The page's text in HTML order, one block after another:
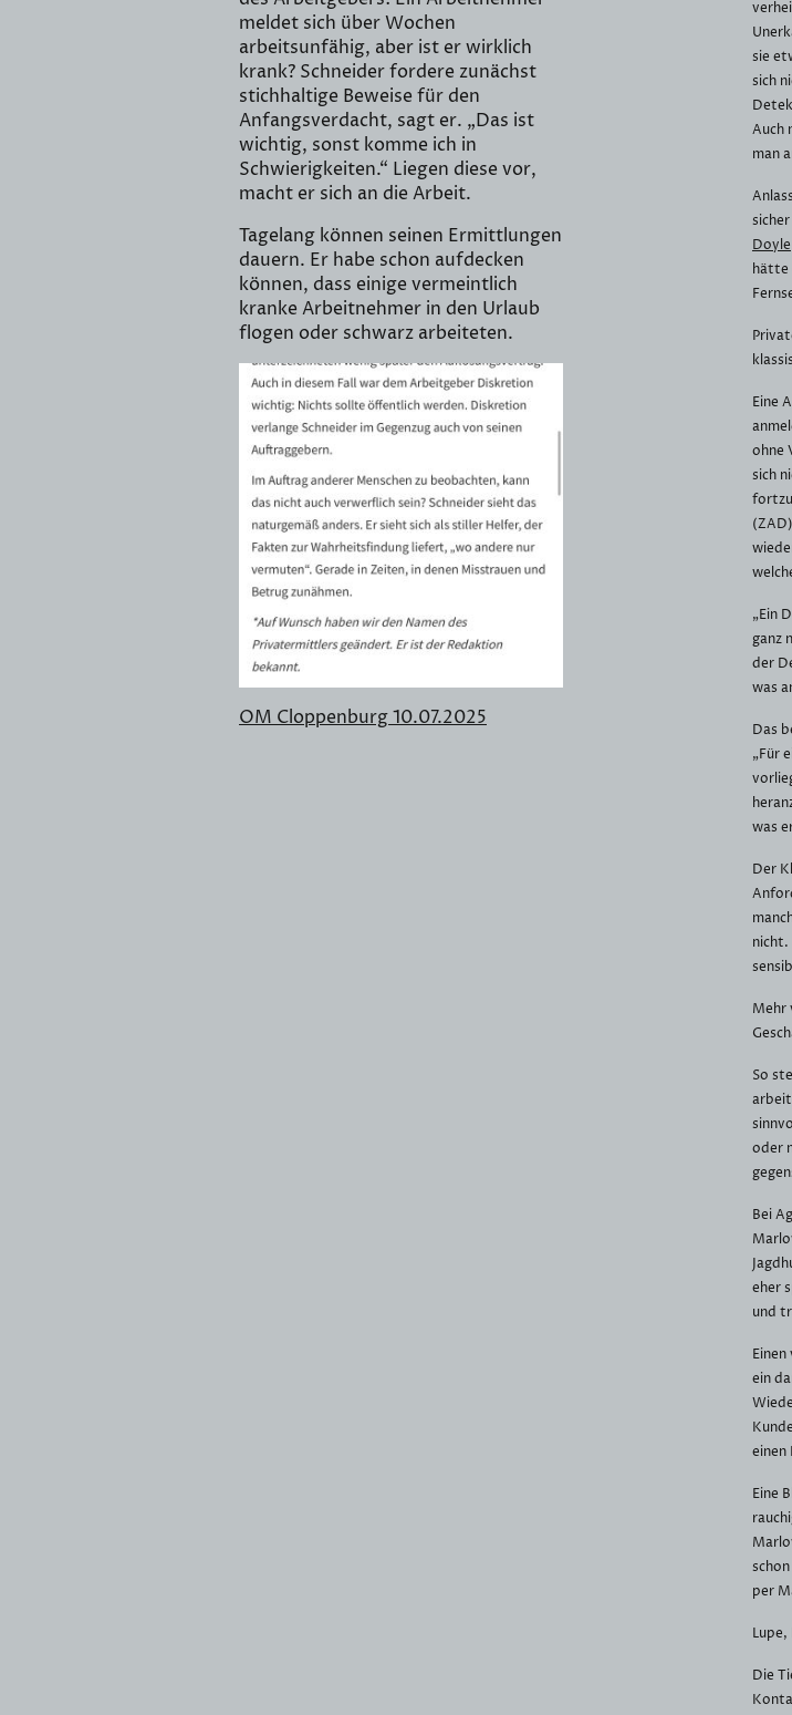
meldet sich über Wochen
arbeitsunfähig, aber ist er wirklich
krank? Schneider fordere zunächst
stichhaltige Beweise für den
Anfangsverdacht, sagt er. „Das ist
wichtig, sonst komme ich in
Schwierigkeiten.“ Liegen diese vor,
macht er sich an die Arbeit.
Tagelang können seinen Ermittlungen
dauern. Er habe schon aufdecken
können, dass einige vermeintlich
kranke Arbeitnehmer in den Urlaub
flogen oder schwarz arbeiteten.
OM Cloppenburg 10.07.2025
sie
sich
Auch
man
Doyle
hätte
Eine
ohne
sich
„Ein
ganz
der
was
Das
„Für
was
Der
nicht.
Mehr
So
oder
Bei
eher
und
ein
einen
Eine
per
Die